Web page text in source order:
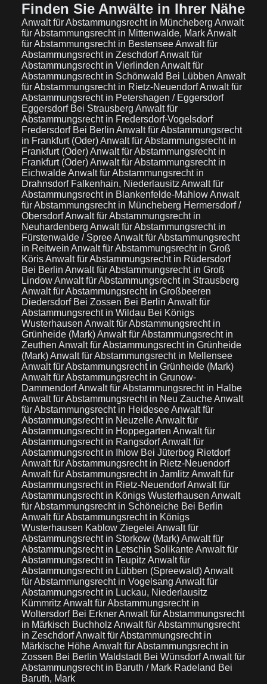
Finden Sie Anwälte in Ihrer Nähe
Anwalt für Abstammungsrecht in Müncheberg Anwalt
für Abstammungsrecht in Mittenwalde, MarkAnwalt
für Abstammungsrecht in BestenseeAnwalt für
Abstammungsrecht in ZeschdorfAnwalt für
Abstammungsrecht in Vierlinden Anwalt für
Abstammungsrecht in Schönwald Bei Lübben Anwalt
für Abstammungsrecht in Rietz-NeuendorfAnwalt für
Abstammungsrecht in Petershagen / Eggersdorf
Eggersdorf Bei Strausberg Anwalt für
Abstammungsrecht in Fredersdorf-Vogelsdorf
Fredersdorf Bei Berlin Anwalt für Abstammungsrecht
in Frankfurt (Oder)Anwalt für Abstammungsrecht in
Frankfurt (Oder)Anwalt für Abstammungsrecht in
Frankfurt (Oder)Anwalt für Abstammungsrecht in
EichwaldeAnwalt für Abstammungsrecht in
Drahnsdorf Falkenhain, Niederlausitz Anwalt für
Abstammungsrecht in Blankenfelde-MahlowAnwalt
für Abstammungsrecht in Müncheberg Hermersdorf /
ObersdorfAnwalt für Abstammungsrecht in
Neuhardenberg Anwalt für Abstammungsrecht in
Fürstenwalde / SpreeAnwalt für Abstammungsrecht
in Reitwein Anwalt für Abstammungsrecht in Groß
KörisAnwalt für Abstammungsrecht in Rüdersdorf
Bei Berlin Anwalt für Abstammungsrecht in Groß
LindowAnwalt für Abstammungsrecht in Strausberg
Anwalt für Abstammungsrecht in Großbeeren
Diedersdorf Bei Zossen Bei Berlin Anwalt für
Abstammungsrecht in Wildau Bei Königs
Wusterhausen Anwalt für Abstammungsrecht in
Grünheide (Mark)Anwalt für Abstammungsrecht in
Zeuthen Anwalt für Abstammungsrecht in Grünheide
(Mark)Anwalt für Abstammungsrecht in Mellensee
Anwalt für Abstammungsrecht in Grünheide (Mark)
Anwalt für Abstammungsrecht in Grunow-
DammendorfAnwalt für Abstammungsrecht in Halbe
Anwalt für Abstammungsrecht in Neu ZaucheAnwalt
für Abstammungsrecht in HeideseeAnwalt für
Abstammungsrecht in NeuzelleAnwalt für
Abstammungsrecht in Hoppegarten Anwalt für
Abstammungsrecht in RangsdorfAnwalt für
Abstammungsrecht in Ihlow Bei Jüterbog Rietdorf
Anwalt für Abstammungsrecht in Rietz-Neuendorf
Anwalt für Abstammungsrecht in Jamlitz Anwalt für
Abstammungsrecht in Rietz-NeuendorfAnwalt für
Abstammungsrecht in Königs Wusterhausen Anwalt
für Abstammungsrecht in Schöneiche Bei Berlin
Anwalt für Abstammungsrecht in Königs
Wusterhausen Kablow Ziegelei Anwalt für
Abstammungsrecht in Storkow (Mark)Anwalt für
Abstammungsrecht in Letschin SolikanteAnwalt für
Abstammungsrecht in Teupitz Anwalt für
Abstammungsrecht in Lübben (Spreewald)Anwalt
für Abstammungsrecht in Vogelsang Anwalt für
Abstammungsrecht in Luckau, Niederlausitz
Kümmritz Anwalt für Abstammungsrecht in
Woltersdorf Bei ErknerAnwalt für Abstammungsrecht
in Märkisch Buchholz Anwalt für Abstammungsrecht
in ZeschdorfAnwalt für Abstammungsrecht in
Märkische HöheAnwalt für Abstammungsrecht in
Zossen Bei Berlin Waldstadt Bei WünsdorfAnwalt für
Abstammungsrecht in Baruth / Mark Radeland Bei
Baruth, Mark